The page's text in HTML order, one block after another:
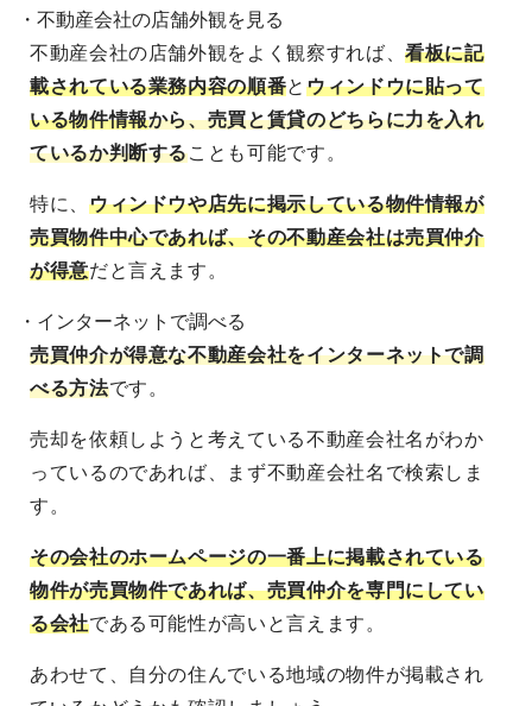
・不動産会社の店舗外観を見る
不動産会社の店舗外観をよく観察すれば、看板に記
載されている業務内容の順番と ウィンドウに貼って
いる物件情報から、売買と賃貸のどちらに力を入れ
ているか判断することも可能です。
特に、 ウィンドウや店先に掲示している物件情報が
売買物件中心であれば、その不動産会社は売買仲介
が得意だと言えます。
・インターネットで調べる
売買仲介が得意な不動産会社をインターネットで調
べる方法です。
売却を依頼しようと考えている不動産会社名がわか
っているのであれば、まず不動産会社名で検索しま
す。
その会社のホームページの一番上に掲載されている
物件が売買物件であれば、売買仲介を専門にしてい
る会社である可能性が高いと言えます。
あわせて、自分の住んでいる地域の物件が掲載され